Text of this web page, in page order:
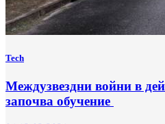
Tech
Междузвездни войни в
започва обучение